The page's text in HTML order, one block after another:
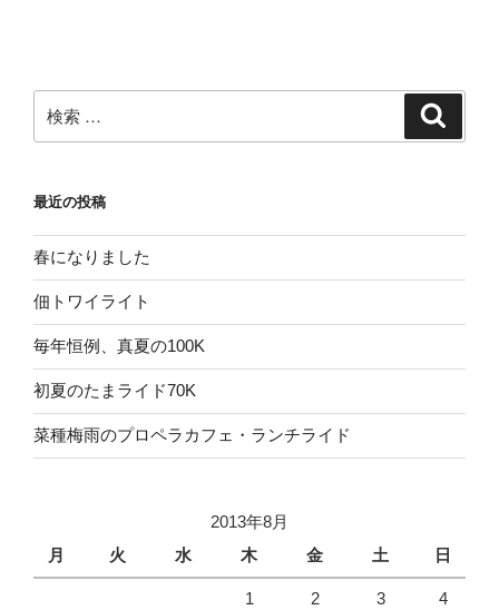
索:
最近の投稿
春になりました
佃トワイライト
毎年恒例、真夏の100K
初夏のたまライド70K
菜種梅雨のプロペラカフェ・ランチライド
2013年8月
月
火 水 木 金 土 日
1 2 3 4